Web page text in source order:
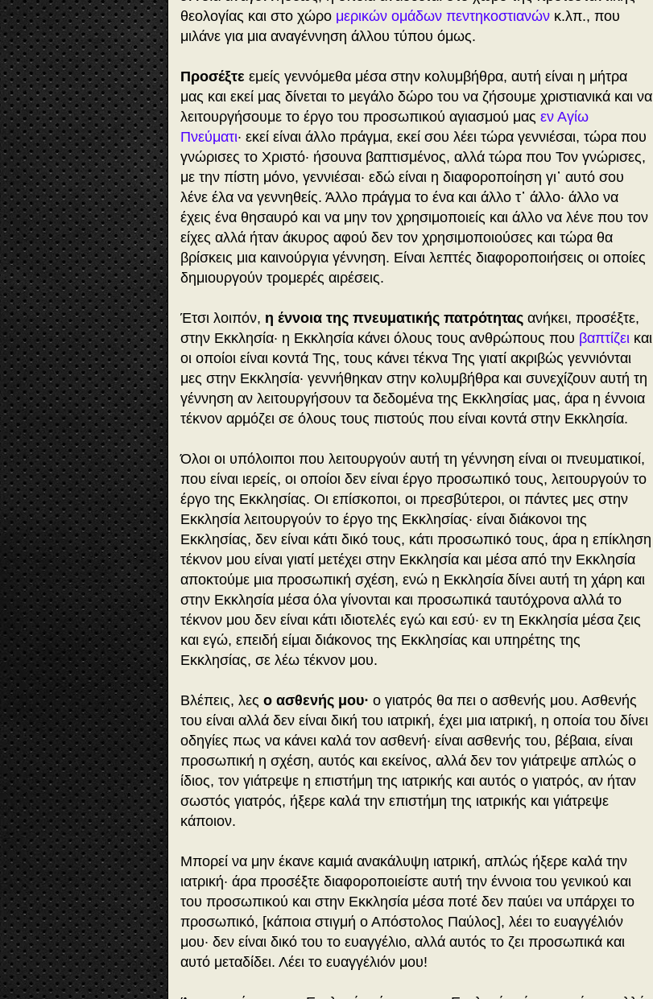
θεολογίας και στο χώρο μερικών ομάδων πεντηκοστιανών κ.λπ., που
μιλάνε για μια αναγέννηση άλλου τύπου όμως.
Προσέξτε εμείς γεννόμεθα μέσα στην κολυμβήθρα, αυτή είναι η μήτρα
μας και εκεί μας δίνεται το μεγάλο δώρο του να ζήσουμε χριστιανικά και να
λειτουργήσουμε το έργο του προσωπικού αγιασμού μας εν Αγίω
Πνεύματι· εκεί είναι άλλο πράγμα, εκεί σου λέει τώρα γεννιέσαι, τώρα που
γνώρισες το Χριστό· ήσουνα βαπτισμένος, αλλά τώρα που Τον γνώρισες,
με την πίστη μόνο, γεννιέσαι· εδώ είναι η διαφοροποίηση γι᾽ αυτό σου
λένε έλα να γεννηθείς. Άλλο πράγμα το ένα και άλλο τ᾽ άλλο· άλλο να
έχεις ένα θησαυρό και να μην τον χρησιμοποιείς και άλλο να λένε που τον
είχες αλλά ήταν άκυρος αφού δεν τον χρησιμοποιούσες και τώρα θα
βρίσκεις μια καινούργια γέννηση. Είναι λεπτές διαφοροποιήσεις οι οποίες
δημιουργούν τρομερές αιρέσεις.
Έτσι λοιπόν, η έννοια της πνευματικής πατρότητας ανήκει, προσέξτε,
στην Εκκλησία· η Εκκλησία κάνει όλους τους ανθρώπους που βαπτίζει και
οι οποίοι είναι κοντά Της, τους κάνει τέκνα Της γιατί ακριβώς γεννιόνται
μες στην Εκκλησία· γεννήθηκαν στην κολυμβήθρα και συνεχίζουν αυτή τη
γέννηση αν λειτουργήσουν τα δεδομένα της Εκκλησίας μας, άρα η έννοια
τέκνον αρμόζει σε όλους τους πιστούς που είναι κοντά στην Εκκλησία.
Όλοι οι υπόλοιποι που λειτουργούν αυτή τη γέννηση είναι οι πνευματικοί,
που είναι ιερείς, οι οποίοι δεν είναι έργο προσωπικό τους, λειτουργούν το
έργο της Εκκλησίας. Οι επίσκοποι, οι πρεσβύτεροι, οι πάντες μες στην
Εκκλησία λειτουργούν το έργο της Εκκλησίας· είναι διάκονοι της
Εκκλησίας, δεν είναι κάτι δικό τους, κάτι προσωπικό τους, άρα η επίκληση
τέκνον μου είναι γιατί μετέχει στην Εκκλησία και μέσα από την Εκκλησία
αποκτούμε μια προσωπική σχέση, ενώ η Εκκλησία δίνει αυτή τη χάρη και
στην Εκκλησία μέσα όλα γίνονται και προσωπικά ταυτόχρονα αλλά το
τέκνον μου δεν είναι κάτι ιδιοτελές εγώ και εσύ· εν τη Εκκλησία μέσα ζεις
και εγώ, επειδή είμαι διάκονος της Εκκλησίας και υπηρέτης της
Εκκλησίας, σε λέω τέκνον μου.
Βλέπεις, λες ο ασθενής μου· ο γιατρός θα πει ο ασθενής μου. Ασθενής
του είναι αλλά δεν είναι δική του ιατρική, έχει μια ιατρική, η οποία του δίνει
οδηγίες πως να κάνει καλά τον ασθενή· είναι ασθενής του, βέβαια, είναι
προσωπική η σχέση, αυτός και εκείνος, αλλά δεν τον γιάτρεψε απλώς ο
ίδιος, τον γιάτρεψε η επιστήμη της ιατρικής και αυτός ο γιατρός, αν ήταν
σωστός γιατρός, ήξερε καλά την επιστήμη της ιατρικής και γιάτρεψε
κάποιον.
Μπορεί να μην έκανε καμιά ανακάλυψη ιατρική, απλώς ήξερε καλά την
ιατρική· άρα προσέξτε διαφοροποιείστε αυτή την έννοια του γενικού και
του προσωπικού και στην Εκκλησία μέσα ποτέ δεν παύει να υπάρχει το
προσωπικό, [κάποια στιγμή ο Απόστολος Παύλος], λέει το ευαγγέλιόν
μου· δεν είναι δικό του το ευαγγέλιο, αλλά αυτός το ζει προσωπικά και
αυτό μεταδίδει. Λέει το ευαγγέλιόν μου!